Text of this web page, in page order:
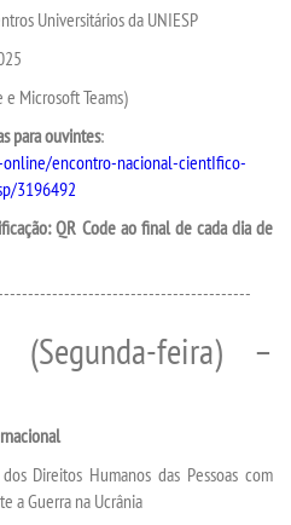
Universitários da UNIESP
Microsoft Teams)
para ouvintes:
encontro-nacional-cientIfico-
3196492
QR Code ao final de cada dia de
feira) –
Direitos Humanos das Pessoas com
a Guerra na Ucrânia